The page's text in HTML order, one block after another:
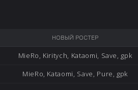
НОВЫЙ РОСТЕР
MieRo, Kiritych, Kataomi, Save, gpk
MieRo, Kataomi, Save, Pure, gpk